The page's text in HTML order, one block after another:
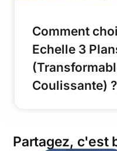
Comment
Echelle 3
Coulissante) ?
Partagez, c'est